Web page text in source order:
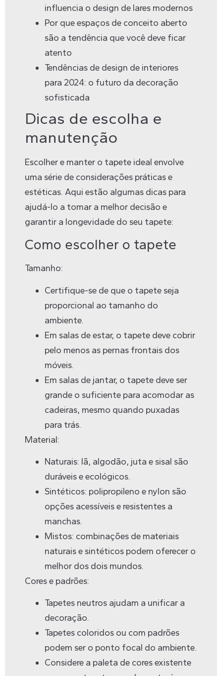
influencia o design de lares modernos
Por que espaços de conceito aberto
são a tendência que você deve ficar
atento
Tendências de design de interiores
para 2024: o futuro da decoração
sofisticada
Dicas de escolha e
manutenção
Escolher e manter o tapete ideal envolve
uma série de considerações práticas e
estéticas. Aqui estão algumas dicas para
ajudá-lo a tomar a melhor decisão e
garantir a longevidade do seu tapete:
Como escolher o tapete
Tamanho:
Certifique-se de que o tapete seja
proporcional ao tamanho do
ambiente.
Em salas de estar, o tapete deve cobrir
pelo menos as pernas frontais dos
móveis.
Em salas de jantar, o tapete deve ser
grande o suficiente para acomodar as
cadeiras, mesmo quando puxadas
para trás.
Material:
Naturais: lã, algodão, juta e sisal são
duráveis e ecológicos.
Sintéticos: polipropileno e nylon são
opções acessíveis e resistentes a
manchas.
Mistos: combinações de materiais
naturais e sintéticos podem oferecer o
melhor dos dois mundos.
Cores e padrões:
Tapetes neutros ajudam a unificar a
decoração.
Tapetes coloridos ou com padrões
podem ser o ponto focal do ambiente.
Considere a paleta de cores existente